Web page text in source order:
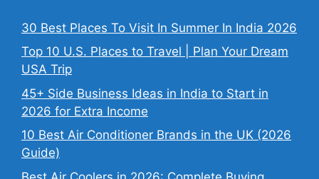
30 Best Places To Visit In Summer In India 2026
Top 10 U.S. Places to Travel | Plan Your Dream
USA Trip
45+ Side Business Ideas in India to Start in
2026 for Extra Income
10 Best Air Conditioner Brands in the UK (2026
Guide)